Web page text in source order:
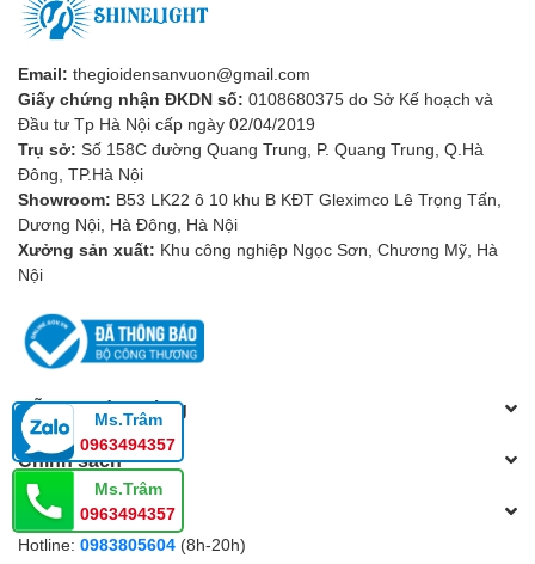
Email: thegioidensanvuon@gmail.com
Giấy chứng nhận ĐKDN số: 0108680375 do Sở Kế hoạch và
Đầu tư Tp Hà Nội cấp ngày 02/04/2019
Trụ sở: Số 158C đường Quang Trung, P. Quang Trung, Q.Hà
Đông, TP.Hà Nội
Showroom: B53 LK22 ô 10 khu B KĐT Gleximco Lê Trọng Tấn,
Dương Nội, Hà Đông, Hà Nội
Xưởng sản xuất: Khu công nghiệp Ngọc Sơn, Chương Mỹ, Hà
Nội
Hỗ trợ khách hàng
Chính sách
Tổng đài hỗ trợ
Hotline: 0983805604 (8h-20h)
Ms.Trâm
0963494357
Ms.Trâm
0963494357